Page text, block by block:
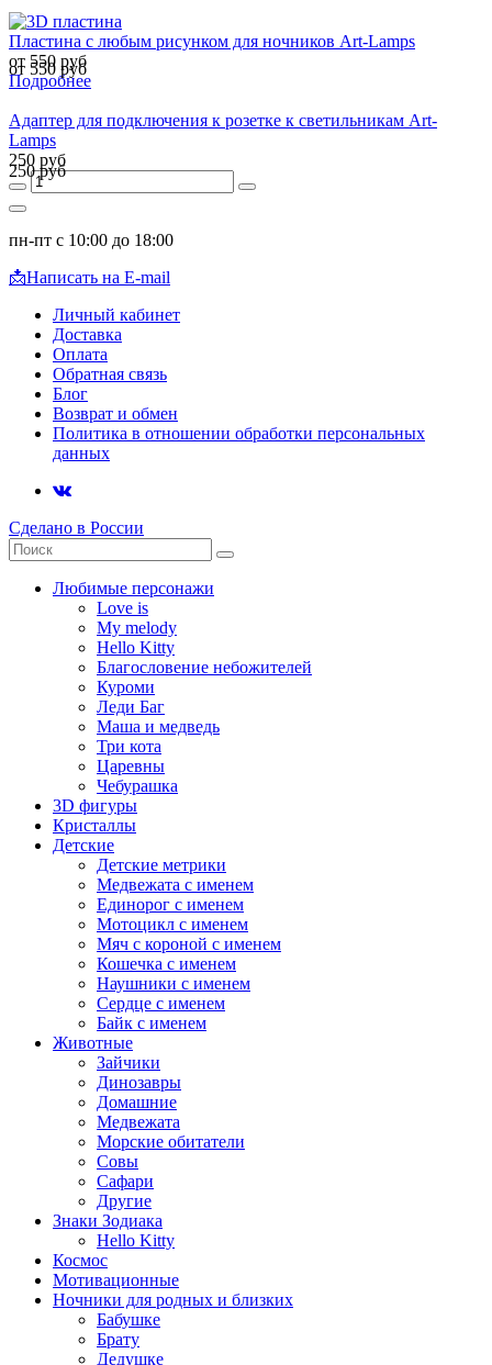
Пластина с любым рисунком для ночников Art-Lamps
от 550 руб
от 550 руб
Подробнее
Адаптер для подключения к розетке к светильникам Art-
Lamps
250 руб
250 руб
пн-пт с 10:00 до 18:00
📩Написать на E-mail
Личный кабинет
Доставка
Оплата
Обратная связь
Блог
Возврат и обмен
Политика в отношении обработки персональных
данных
Сделано в России
Любимые персонажи
Love is
My melody
Hello Kitty
Благословение небожителей
Куроми
Леди Баг
Маша и медведь
Три кота
Царевны
Чебурашка
3D фигуры
Кристаллы
Детские
Детские метрики
Медвежата с именем
Единорог с именем
Мотоцикл с именем
Мяч с короной с именем
Кошечка с именем
Наушники с именем
Сердце с именем
Байк с именем
Животные
Зайчики
Динозавры
Домашние
Медвежата
Морские обитатели
Совы
Сафари
Другие
Знаки Зодиака
Hello Kitty
Космос
Мотивационные
Ночники для родных и близких
Бабушке
Брату
Дедушке